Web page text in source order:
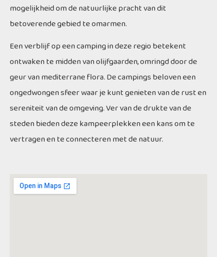
mogelijkheid om de natuurlijke pracht van dit
betoverende gebied te omarmen.
Een verblijf op een camping in deze regio betekent
ontwaken te midden van olijfgaarden, omringd door de
geur van mediterrane flora. De campings beloven een
ongedwongen sfeer waar je kunt genieten van de rust en
sereniteit van de omgeving. Ver van de drukte van de
steden bieden deze kampeerplekken een kans om te
vertragen en te connecteren met de natuur.